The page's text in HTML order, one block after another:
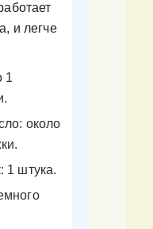
и легче
1
около
1 штука.